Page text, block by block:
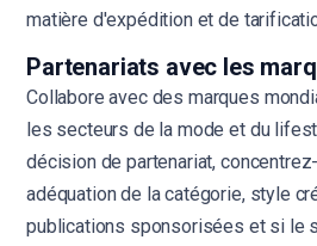
matière d'expédition et de
Partenariats avec les
Collabore avec des marques
les secteurs de la mode et du
décision de partenariat,
adéquation de la catégorie, style
publications sponsorisées et si le